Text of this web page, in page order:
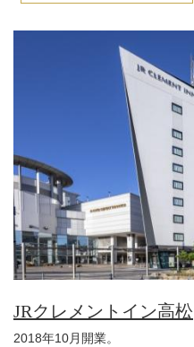
JRクレメントイン高松
2018年10月開業。